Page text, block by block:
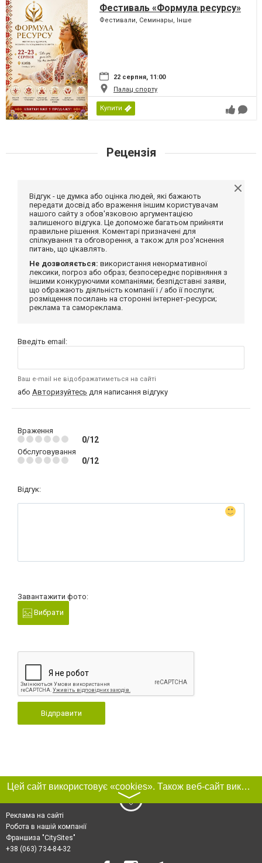
Фестиваль «Формула ресурсу»
Фестивали, Семинары, Інше
22 серпня, 11:00
Палац спорту
Купити
Рецензія
Відгук - це думка або оцінка людей, які бажають
передати досвід або враження іншим користувачам
нашого сайту з обов'язковою аргументацією
залишеного відгука. Це допоможе багатьом прийняти
правильне рішення. Коментарі призначені для
спілкування та обговорення, а також для роз'яснення
питань, що цікавлять.
Не дозволяється: використання ненормативної
лексики, погроз або образ; безпосереднє порівняння з
іншими конкуруючими компаніями; безпідставні заяви,
що ображають діяльність компанії і / або її послуги;
розміщення посилань на сторонні інтернет-ресурси;
реклама та самореклама.
Введіть email:
Ваш e-mail не відображатиметься на сайті
або Авторизуйтесь для написання відгуку
Враження
0/12
Обслуговування
0/12
Відгук:
Завантажити фото:
Вибрати
Відправити
Цей сайт використовує «cookies». Також веб-сайт використовує інтернет-сервіс для збору технічних даних стосовно відвідувачів з метою отримання маркетингової та статистичної інформації. Умови обробки даних відвідувачів сайту див.
〉
Реклама на сайті
Робота в нашій компанії
Франшиза "CitySites"
+38 (063) 734-84-32